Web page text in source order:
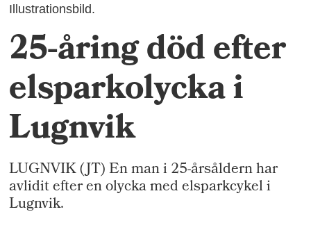
Illustrationsbild.
25-åring död efter
elsparkolycka i
Lugnvik
LUGNVIK (JT) En man i 25-årsåldern har
avlidit efter en olycka med elsparkcykel i
Lugnvik.